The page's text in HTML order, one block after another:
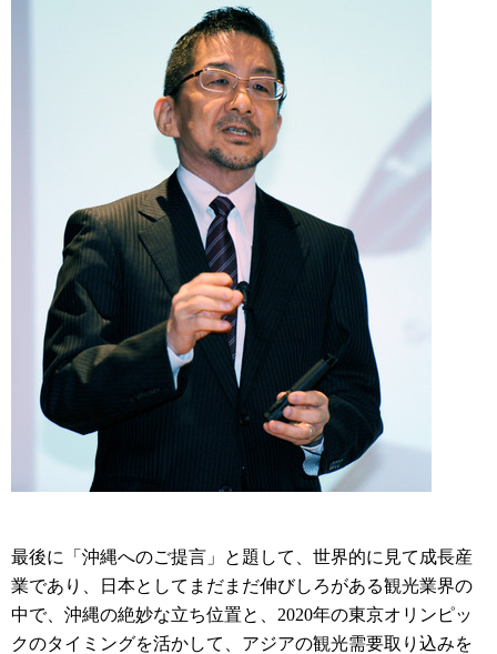
最後に「沖縄へのご提言」と題して、世界的に見て成長産
業であり、日本としてまだまだ伸びしろがある観光業界の
中で、沖縄の絶妙な立ち位置と、2020年の東京オリンピッ
クのタイミングを活かして、アジアの観光需要取り込みを